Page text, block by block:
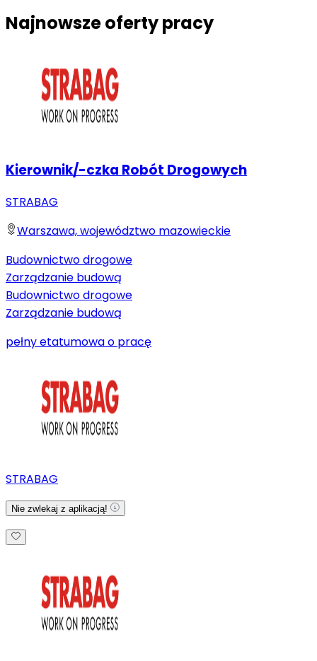
Najnowsze oferty pracy
Kierownik/-czka Robót Drogowych
STRABAG
Warszawa, województwo mazowieckie
Budownictwo drogowe
Zarządzanie budową
Budownictwo drogowe
Zarządzanie budową
pełny etatumowa o pracę
STRABAG
Nie zwlekaj z aplikacją!